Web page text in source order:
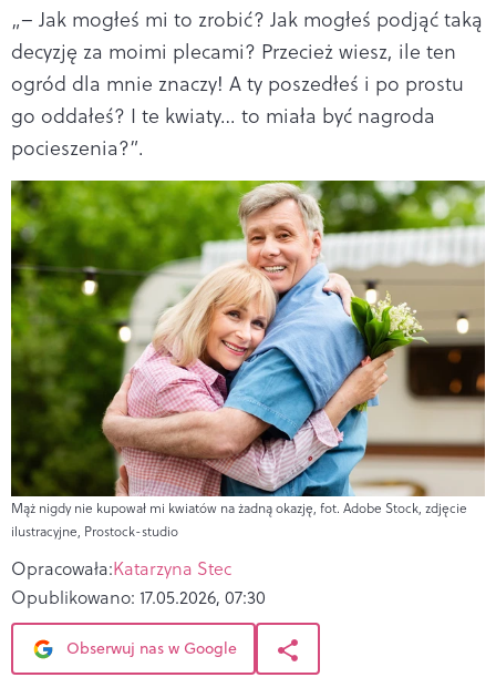
„– Jak mogłeś mi to zrobić? Jak mogłeś podjąć taką
decyzję za moimi plecami? Przecież wiesz, ile ten
ogród dla mnie znaczy! A ty poszedłeś i po prostu
go oddałeś? I te kwiaty… to miała być nagroda
pocieszenia?”.
Mąż nigdy nie kupował mi kwiatów na żadną okazję, fot. Adobe Stock, zdjęcie
ilustracyjne, Prostock-studio
Opracowała:Katarzyna Stec
Opublikowano: 17.05.2026, 07:30
Obserwuj nas w Google